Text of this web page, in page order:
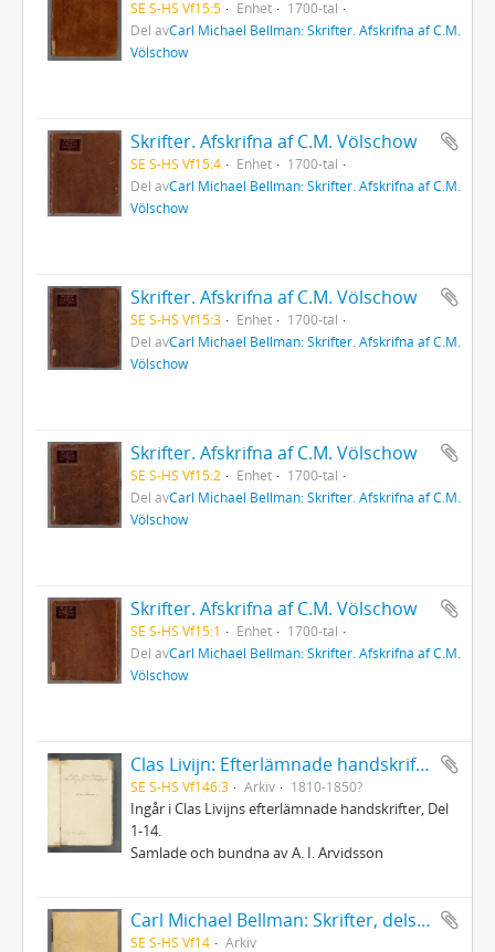
SE S-HS Vf15:5 Enhet
1700-tal
Del avCarl Michael Bellman: Skrifter. Afskrifna af C.M.
Völschow
Skrifter. Afskrifna af C.M. Völschow
SE S-HS Vf15:4 Enhet
1700-tal
Del avCarl Michael Bellman: Skrifter. Afskrifna af C.M.
Völschow
Skrifter. Afskrifna af C.M. Völschow
SE S-HS Vf15:3 Enhet
1700-tal
Del avCarl Michael Bellman: Skrifter. Afskrifna af C.M.
Völschow
Skrifter. Afskrifna af C.M. Völschow
SE S-HS Vf15:2 Enhet
1700-tal
Del avCarl Michael Bellman: Skrifter. Afskrifna af C.M.
Völschow
Skrifter. Afskrifna af C.M. Völschow
SE S-HS Vf15:1 Enhet
1700-tal
Del avCarl Michael Bellman: Skrifter. Afskrifna af C.M.
Völschow
Clas Livijn: Efterlämnade handskrifter - Del 3. Romaner
SE S-HS Vf146:3 Arkiv 1810-1850?
Ingår i Clas Livijns efterlämnade handskrifter, Del
1-14.
Samlade och bundna av A. I. Arvidsson
Carl Michael Bellman: Skrifter, dels original, dels afskrifter av Johan O. Schagerström
SE S-HS Vf14 Arkiv